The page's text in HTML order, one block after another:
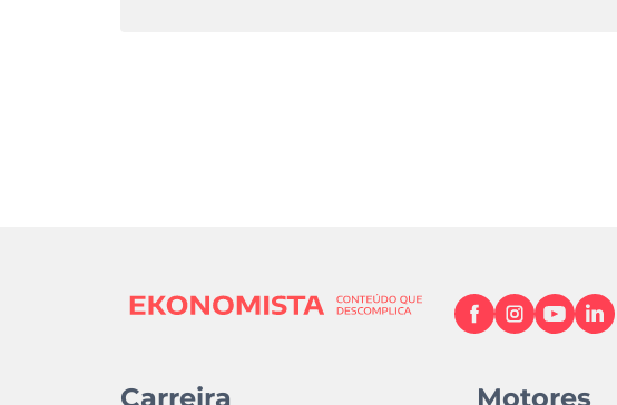
Carreira Motores